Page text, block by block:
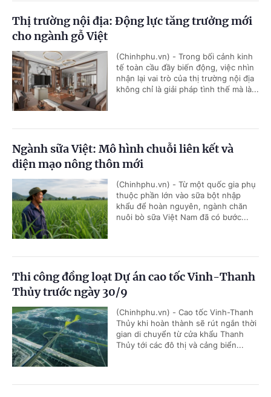
Thị trường nội địa: Động lực tăng trưởng mới
cho ngành gỗ Việt
(Chinhphu.vn) - Trong bối cảnh kinh
tế toàn cầu đầy biến động, việc nhìn
nhận lại vai trò của thị trường nội địa
không chỉ là giải pháp tình thế mà là...
Ngành sữa Việt: Mô hình chuỗi liên kết và
diện mạo nông thôn mới
(Chinhphu.vn) - Từ một quốc gia phụ
thuộc phần lớn vào sữa bột nhập
khẩu để hoàn nguyên, ngành chăn
nuôi bò sữa Việt Nam đã có bước...
Thi công đồng loạt Dự án cao tốc Vinh-Thanh
Thủy trước ngày 30/9
(Chinhphu.vn) - Cao tốc Vinh-Thanh
Thủy khi hoàn thành sẽ rút ngắn thời
gian di chuyển từ cửa khẩu Thanh
Thủy tới các đô thị và cảng biển...